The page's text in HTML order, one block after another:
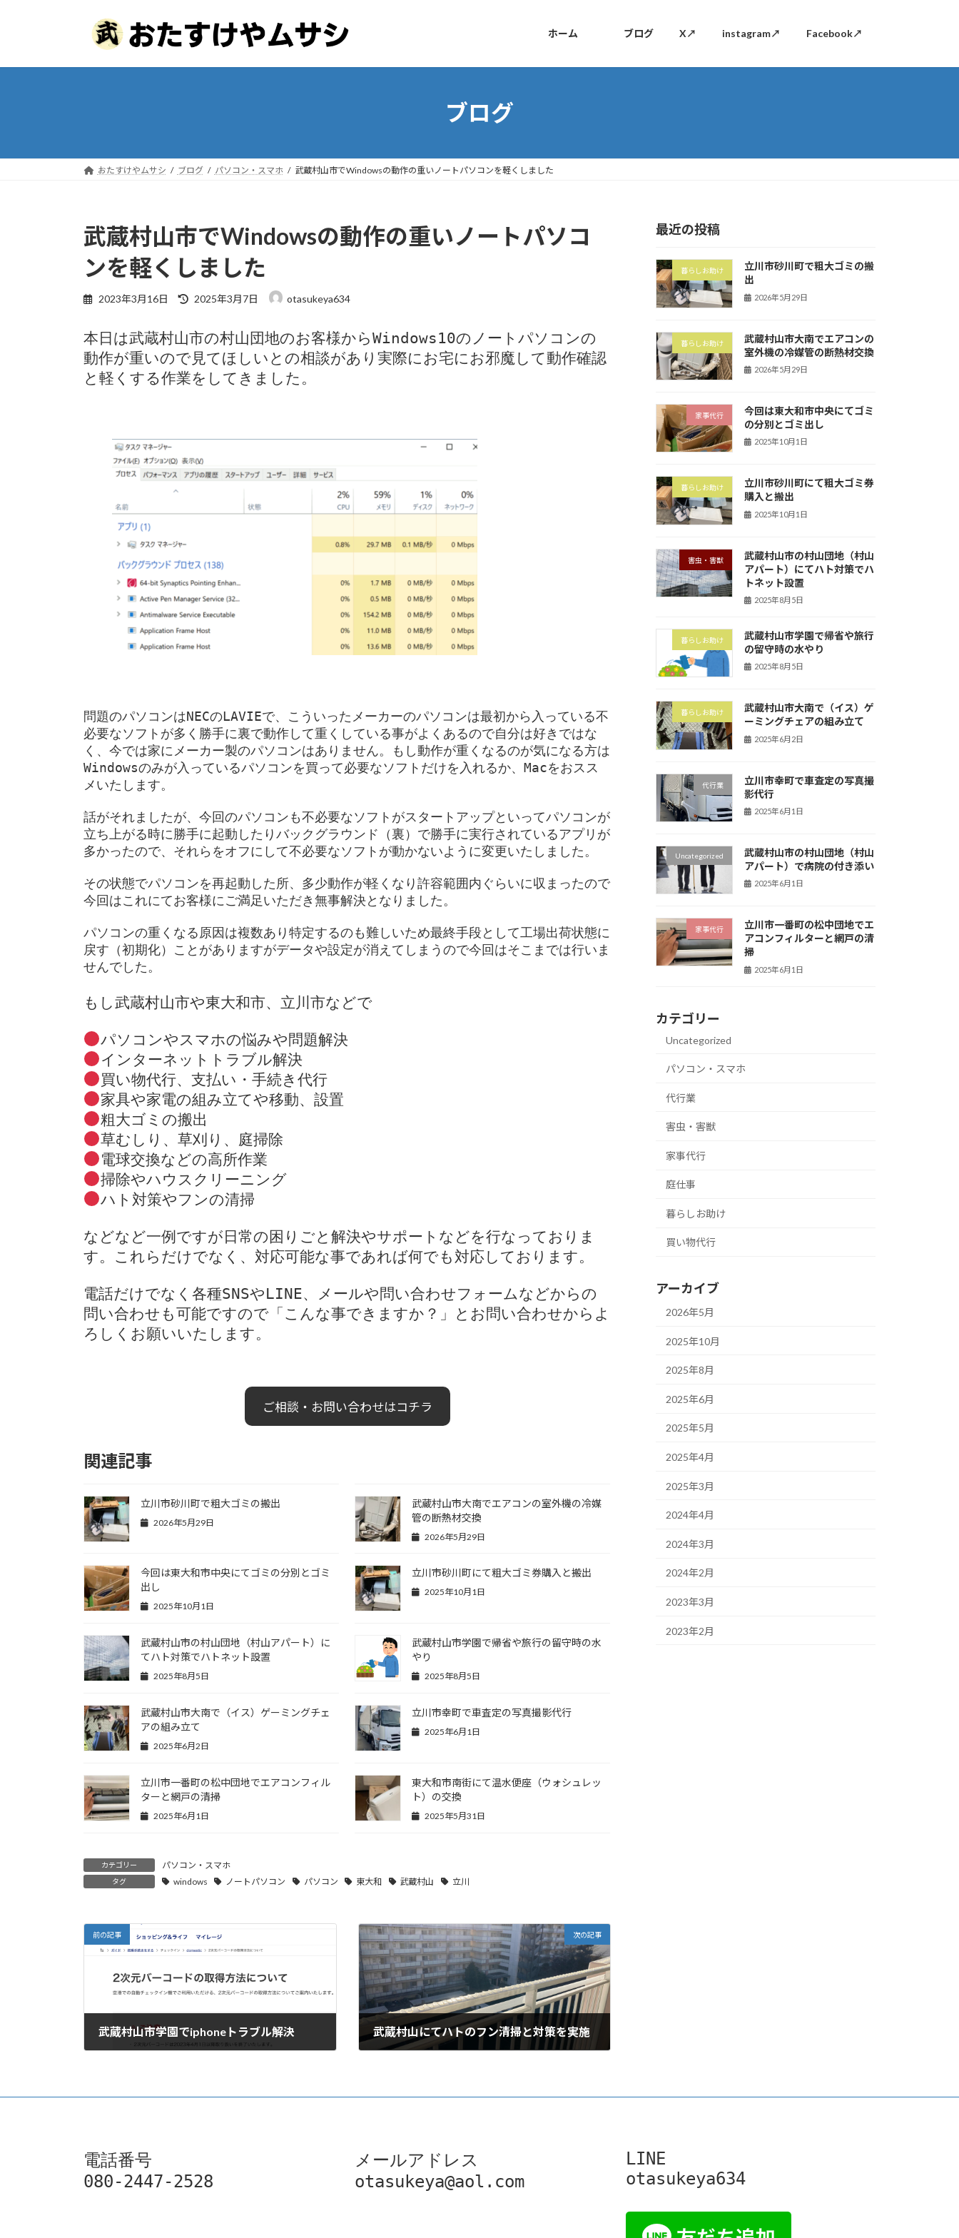
プ
動
ホーム ブログ X↗ instagram↗ Facebook↗
ブログ
おたすけやムサシ ブログ パソコン・スマホ 武蔵村山市でWindowsの動作の重いノートパソコンを軽くしました
武蔵村山市でWindowsの動作の重いノートパソコ
ンを軽くしました
2023年3月16日
最
新
日
時
:
2025年3月7日 otasukeya634
本日は武蔵村山市の村山団地のお客様からWindows10のノートパソコンの
動作が重いので見てほしいとの相談があり実際にお宅にお邪魔して動作確認
と軽くする作業をしてきました。
問題のパソコンはNECのLAVIEで、こういったメーカーのパソコンは最初から入っている不
必要なソフトが多く勝手に裏で動作して重くしている事がよくあるので自分は好きではな
く、今では家にメーカー製のパソコンはありません。もし動作が重くなるのが気になる方は
Windowsのみが入っているパソコンを買って必要なソフトだけを入れるか、Macをおスス
メいたします。
話がそれましたが、今回のパソコンも不必要なソフトがスタートアップといってパソコンが
立ち上がる時に勝手に起動したりバックグラウンド（裏）で勝手に実行されているアプリが
多かったので、それらをオフにして不必要なソフトが動かないように変更いたしました。
その状態でパソコンを再起動した所、多少動作が軽くなり許容範囲内ぐらいに収まったので
今回はこれにてお客様にご満足いただき無事解決となりました。
パソコンの重くなる原因は複数あり特定するのも難しいため最終手段として工場出荷状態に
戻す（初期化）ことがありますがデータや設定が消えてしまうので今回はそこまでは行いま
せんでした。
もし武蔵村山市や東大和市、立川市などで
パソコンやスマホの悩みや問題解決
インターネットトラブル解決
買い物代行、支払い・手続き代行
家具や家電の組み立てや移動、設置
粗大ゴミの搬出
草むしり、草刈り、庭掃除
電球交換などの高所作業
掃除やハウスクリーニング
ハト対策やフンの清掃
などなど一例ですが日常の困りごと解決やサポートなどを行なっておりま
す。これらだけでなく、対応可能な事であれば何でも対応しております。
電話だけでなく各種SNSやLINE、メールや問い合わせフォームなどからの
問い合わせも可能ですので「こんな事できますか？」とお問い合わせからよ
ろしくお願いいたします。
ご相談・お問い合わせはコチラ
関連記事
立川市砂川町で粗大ゴミの搬出
2026年5月29日
武蔵村山市大南でエアコンの室外機の冷媒
管の断熱材交換
2026年5月29日
今回は東大和市中央にてゴミの分別とゴミ
出し
2025年10月1日
立川市砂川町にて粗大ゴミ券購入と搬出
2025年10月1日
武蔵村山市の村山団地（村山アパート）に
てハト対策でハトネット設置
2025年8月5日
武蔵村山市学園で帰省や旅行の留守時の水
やり
2025年8月5日
武蔵村山市大南で（イス）ゲーミングチェ
アの組み立て
2025年6月2日
立川市幸町で車査定の写真撮影代行
2025年6月1日
立川市一番町の松中団地でエアコンフィル
ターと網戸の清掃
2025年6月1日
東大和市南街にて温水便座（ウォシュレッ
ト）の交換
2025年5月31日
カテゴリー パソコン・スマホ
タグ windows ノートパソコン パソコン 東大和 武蔵村山 立川
前の記事
武蔵村山市学園でiphoneトラブル解決
次の記事
武蔵村山にてハトのフン清掃と対策を実施
最近の投稿
暮らしお助け
立川市砂川町で粗大ゴミの搬
出
2026年5月29日
暮らしお助け
武蔵村山市大南でエアコンの
室外機の冷媒管の断熱材交換
2026年5月29日
家事代行
今回は東大和市中央にてゴミ
の分別とゴミ出し
2025年10月1日
暮らしお助け
立川市砂川町にて粗大ゴミ券
購入と搬出
2025年10月1日
害虫・害獣
武蔵村山市の村山団地（村山
アパート）にてハト対策でハ
トネット設置
2025年8月5日
暮らしお助け
武蔵村山市学園で帰省や旅行
の留守時の水やり
2025年8月5日
暮らしお助け
武蔵村山市大南で（イス）ゲ
ーミングチェアの組み立て
2025年6月2日
代行業
立川市幸町で車査定の写真撮
影代行
2025年6月1日
Uncategorized
武蔵村山市の村山団地（村山
アパート）で病院の付き添い
2025年6月1日
家事代行
立川市一番町の松中団地でエ
アコンフィルターと網戸の清
掃
2025年6月1日
カテゴリー
Uncategorized
パソコン・スマホ
代行業
害虫・害獣
家事代行
庭仕事
暮らしお助け
買い物代行
アーカイブ
2026年5月
2025年10月
2025年8月
2025年6月
2025年5月
2025年4月
2025年3月
2024年4月
2024年3月
2024年2月
2023年3月
2023年2月
電話番号
080-2447-2528
メールアドレス
otasukeya@aol.com
LINE
otasukeya634